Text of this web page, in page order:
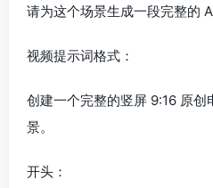
请为这个场景生成一段完整的
视频提示词格式：
创建一个完整的竖屏 9:16 原创
景。
开头：